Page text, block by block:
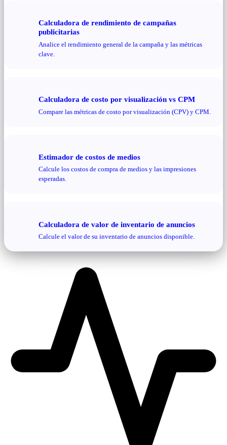
Calculadora de rendimiento de campañas
publicitarias
Analice el rendimiento general de la campaña y las métricas
clave.
Calculadora de costo por visualización vs CPM
Compare las métricas de costo por visualización (CPV) y CPM.
Estimador de costos de medios
Calcule los costos de compra de medios y las impresiones
esperadas.
Calculadora de valor de inventario de anuncios
Calcule el valor de su inventario de anuncios disponible.